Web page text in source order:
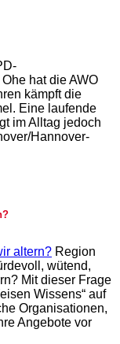
hat die AWO
kämpft die
Eine laufende
im Alltag jedoch
Hannover-
Region
wütend,
Mit dieser Frage
Wissens“ auf
Organisationen,
Angebote vor